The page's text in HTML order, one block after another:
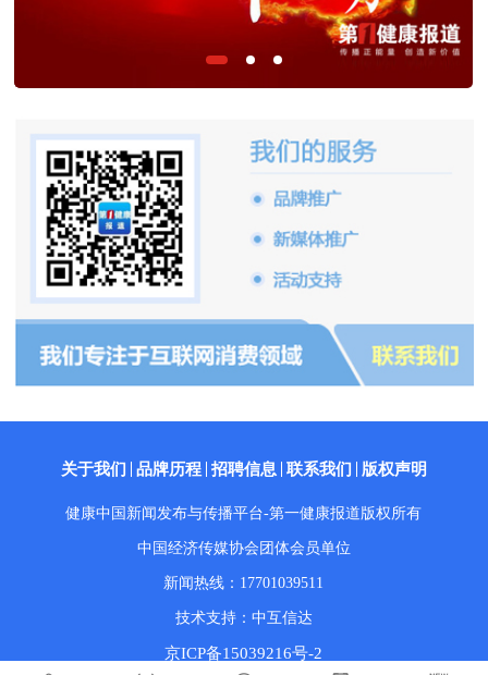
关于我们 品牌历程 招聘信息 联系我们 版权声明
健康中国新闻发布与传播平台-第一健康报道版权所有
中国经济传媒协会团体会员单位
新闻热线：17701039511
技术支持：中互信达
京ICP备15039216号-2